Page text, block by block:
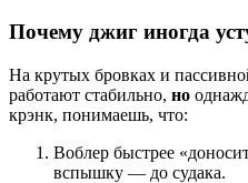
Почему джиг иногда
На крутых бровках и
работают стабильно, но
крэнк, понимаешь, что:
Воблер быстрее
вспышку — до судака.